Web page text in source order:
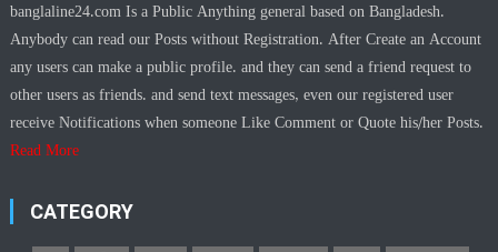
banglaline24.com Is a Public Anything general based on Bangladesh.
Anybody can read our Posts without Registration. After Create an Account
any users can make a public profile. and they can send a friend request to
other users as friends. and send text messages, even our registered user
receive Notifications when someone Like Comment or Quote his/her Posts.
Read More
CATEGORY